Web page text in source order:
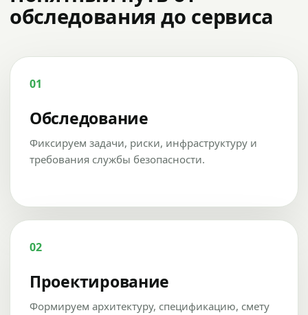
обследования до сервиса
01
Обследование
Фиксируем задачи, риски, инфраструктуру и
требования службы безопасности.
02
Проектирование
Формируем архитектуру, спецификацию, смету